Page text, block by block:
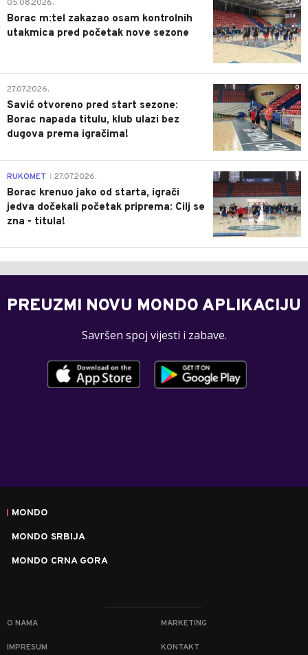
05.08.2026.
Borac m:tel zakazao osam kontrolnih
utakmica pred početak nove sezone
0
27.07.2026.
Savić otvoreno pred start sezone:
Borac napada titulu, klub ulazi bez
dugova prema igračima!
0
RUKOMET 27.07.2026.
Borac krenuo jako od starta, igrači
jedva dočekali početak priprema: Cilj se
zna - titula!
PREUZMI NOVU MONDO APLIKACIJU
Savršen spoj vijesti i zabave.
MONDO
MONDO SRBIJA
MONDO CRNA GORA
O NAMA MARKETING
IMPRESUM KONTAKT